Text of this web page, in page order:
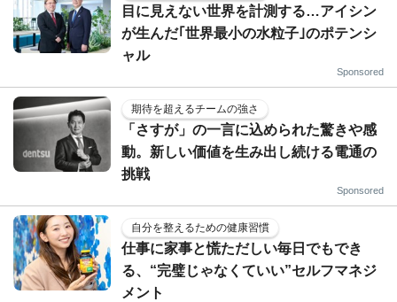
目に見えない世界を計測する…アイシン
が生んだ｢世界最小の水粒子｣のポテンシ
ャル
Sponsored
期待を超えるチームの強さ
「さすが」の一言に込められた驚きや感
動。新しい価値を生み出し続ける電通の
挑戦
Sponsored
自分を整えるための健康習慣
仕事に家事と慌ただしい毎日でもでき
る、“完璧じゃなくていい”セルフマネジ
メント